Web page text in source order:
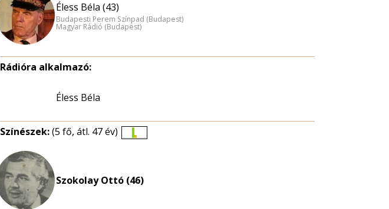
Éless Béla (43)
Budapesti Perem Színpad (Budapest)
Magyar Rádió (Budapest)
Rádióra alkalmazó:
Éless Béla
Színészek:(5 fő, átl. 47 év)
Szokolay Ottó (46)